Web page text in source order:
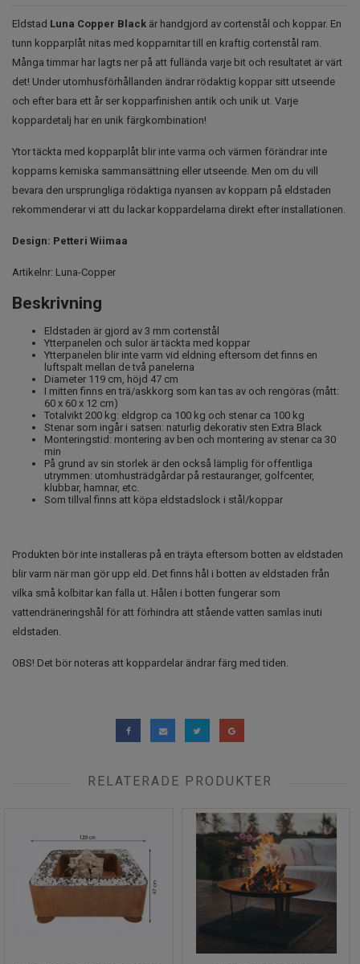
Eldstad Luna Copper Black är handgjord av cortenstål och koppar. En
tunn kopparplåt nitas med kopparnitar till en kraftig cortenstål ram.
Många timmar har lagts ner på att fullända varje bit och resultatet är värt
det! Under utomhusförhållanden ändrar rödaktig koppar sitt utseende
och efter bara ett år ser kopparfinishen antik och unik ut. Varje
koppardetalj har en unik färgkombination!
Ytor täckta med kopparplåt blir inte varma och värmen förändrar inte
kopparns kemiska sammansättning eller utseende. Men om du vill
bevara den ursprungliga rödaktiga nyansen av kopparn på eldstaden
rekommenderar vi att du lackar koppardelarna direkt efter installationen.
Design: Petteri Wiimaa
Artikelnr: Luna-Copper
Beskrivning
Eldstaden är gjord av 3 mm cortenstål
Ytterpanelen och sulor är täckta med koppar
Ytterpanelen blir inte varm vid eldning eftersom det finns en
luftspalt mellan de två panelerna
Diameter 119 cm, höjd 47 cm
I mitten finns en trä/askkorg som kan tas av och rengöras (mått:
60 x 60 x 12 cm)
Totalvikt 200 kg: eldgrop ca 100 kg och stenar ca 100 kg
Stenar som ingår i satsen: naturlig dekorativ sten Extra Black
Monteringstid: montering av ben och montering av stenar ca 30
min
På grund av sin storlek är den också lämplig för offentliga
utrymmen: utomhusträdgårdar på restauranger, golfcenter,
klubbar, hamnar, etc.
Som tillval finns att köpa eldstadslock i stål/koppar
Produkten bör inte installeras på en träyta eftersom botten av eldstaden
blir varm när man gör upp eld. Det finns hål i botten av eldstaden från
vilka små kolbitar kan falla ut. Hålen i botten fungerar som
vattendräneringshål för att förhindra att stående vatten samlas inuti
eldstaden.
OBS! Det bör noteras att koppardelar ändrar färg med tiden.
RELATERADE PRODUKTER